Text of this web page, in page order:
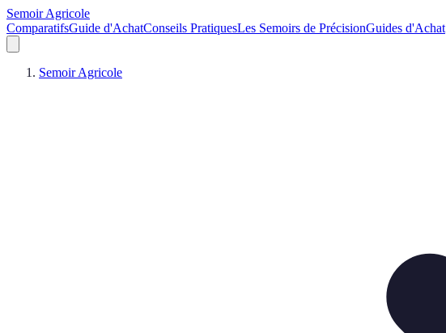
Semoir Agricole
ComparatifsGuide d'AchatConseils PratiquesLes Semoirs de PrécisionGuides d'Achat
Semoir Agricole